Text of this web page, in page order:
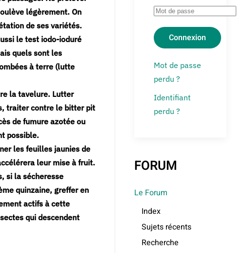
légèrement. On
de ses variétés.
le test iodo-ioduré
quels sont les
à terre (lutte
la tavelure. Lutter
traiter contre le bitter pit
de fumure azotée ou
possible.
les feuilles jaunies de
leur mise à fruit.
si la sécheresse
quinzaine, greffer en
actifs à cette
qui descendent
Connexion
Mot de passe
perdu ?
Identifiant
perdu ?
FORUM
Le Forum
Index
Sujets récents
Recherche